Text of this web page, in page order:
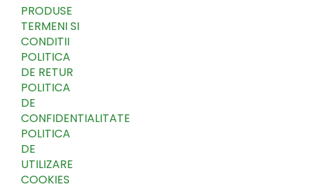
PRODUSE
TERMENI SI
CONDITII
POLITICA
DE RETUR
POLITICA
DE
CONFIDENTIALITATE
POLITICA
DE
UTILIZARE
COOKIES